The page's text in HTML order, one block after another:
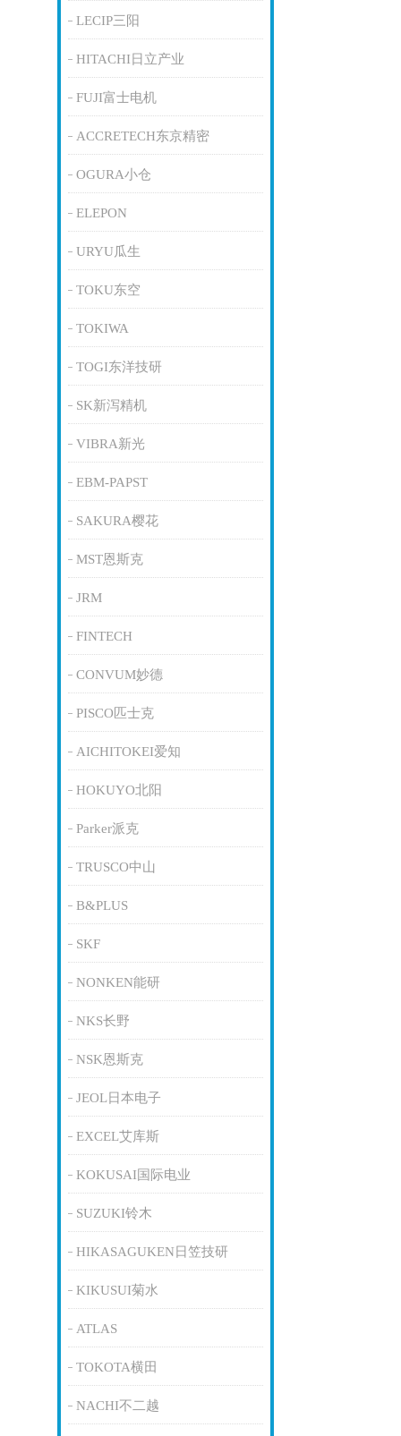
LECIP三阳
HITACHI日立产业
FUJI富士电机
ACCRETECH东京精密
OGURA小仓
ELEPON
URYU瓜生
TOKU东空
TOKIWA
TOGI东洋技研
SK新泻精机
VIBRA新光
EBM-PAPST
SAKURA樱花
MST恩斯克
JRM
FINTECH
CONVUM妙德
PISCO匹士克
AICHITOKEI爱知
HOKUYO北阳
Parker派克
TRUSCO中山
B&PLUS
SKF
NONKEN能研
NKS长野
NSK恩斯克
JEOL日本电子
EXCEL艾库斯
KOKUSAI国际电业
SUZUKI铃木
HIKASAGUKEN日笠技研
KIKUSUI菊水
ATLAS
TOKOTA横田
NACHI不二越